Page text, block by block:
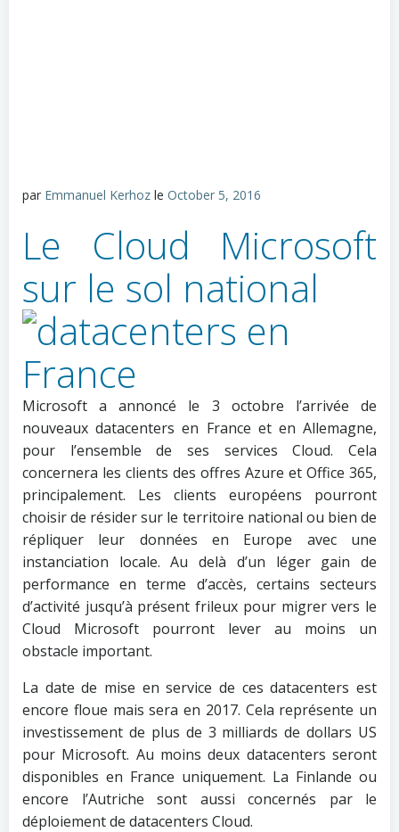
par Emmanuel Kerhoz le October 5, 2016
Le Cloud Microsoft
sur le sol national
Microsoft a annoncé le 3 octobre l’arrivée de
nouveaux datacenters en France et en Allemagne,
pour l’ensemble de ses services Cloud. Cela
concernera les clients des offres Azure et Office 365,
principalement. Les clients européens pourront
choisir de résider sur le territoire national ou bien de
répliquer leur données en Europe avec une
instanciation locale. Au delà d’un léger gain de
performance en terme d’accès, certains secteurs
d’activité jusqu’à présent frileux pour migrer vers le
Cloud Microsoft pourront lever au moins un
obstacle important.
La date de mise en service de ces datacenters est
encore floue mais sera en 2017. Cela représente un
investissement de plus de 3 milliards de dollars US
pour Microsoft. Au moins deux datacenters seront
disponibles en France uniquement. La Finlande ou
encore l’Autriche sont aussi concernés par le
déploiement de datacenters Cloud.